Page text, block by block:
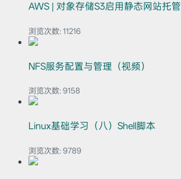
AWS | 对象存储S3启用静态网站托管
浏览次数: 11216
NFS服务配置与管理（视频）
浏览次数: 9158
Linux基础学习（八）Shell脚本
浏览次数: 9789